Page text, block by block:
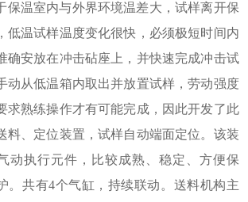
保温室内与外界环境温差大，试样离开保
低温试样温度变化很快，必须极短时间内
确安放在冲击砧座上，并快速完成冲击试
动从低温箱内取出并放置试样，劳动强度
求熟练操作才有可能完成，因此开发了此
料、定位装置，试样自动端面定位。该装
动执行元件，比较成熟、稳定、方便保
。共有4个气缸，持续联动。送料机构主